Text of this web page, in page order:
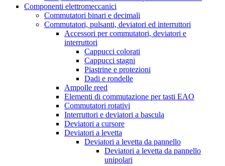
Componenti elettromeccanici
Commutatori binari e decimali
Commutatori, pulsanti, deviatori ed interruttori
Accessori per commutatori, deviatori e
interruttori
Cappucci colorati
Cappucci stagni
Piastrine e protezioni
Dadi e rondelle
Ampolle reed
Elementi di commutazione per tasti EAO
Commutatori rotativi
Interruttori e deviatori a bascula
Deviatori a cursore
Deviatori a levetta
Deviatori a levetta da pannello
Deviatori a levetta da pannello
unipolari